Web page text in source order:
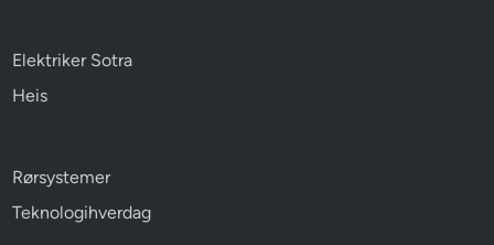
Elektriker Sotra
Heis
Rørsystemer
Teknologihverdag